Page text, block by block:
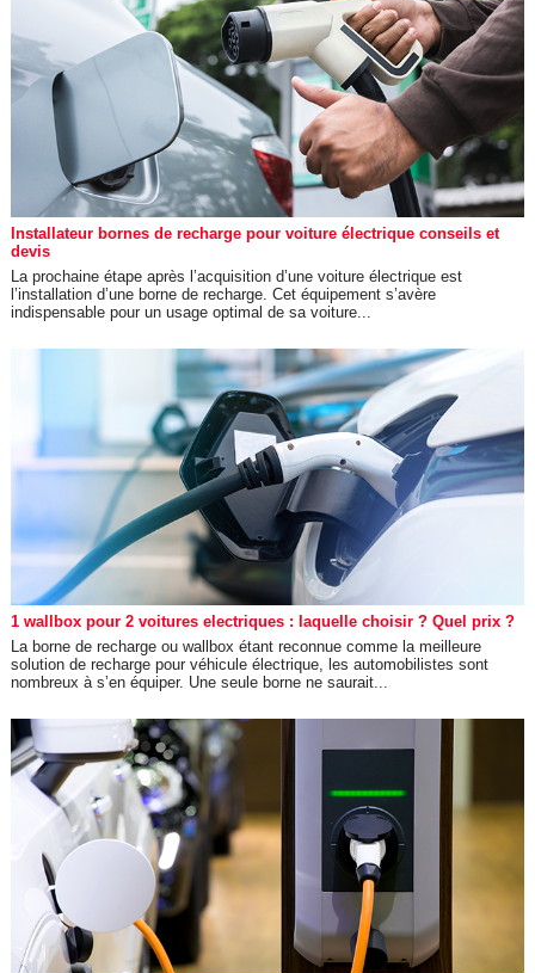
Installateur bornes de recharge pour voiture électrique conseils et
devis
La prochaine étape après l’acquisition d’une voiture électrique est
l’installation d’une borne de recharge. Cet équipement s’avère
indispensable pour un usage optimal de sa voiture...
1 wallbox pour 2 voitures electriques : laquelle choisir ? Quel prix ?
La borne de recharge ou wallbox étant reconnue comme la meilleure
solution de recharge pour véhicule électrique, les automobilistes sont
nombreux à s’en équiper. Une seule borne ne saurait...